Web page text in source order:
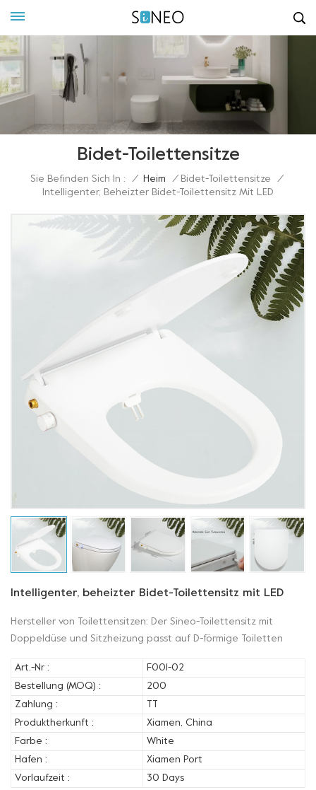
Bidet-Toilettensitze
Sie Befinden Sich In : / Heim / Bidet-Toilettensitze
/
Intelligenter, Beheizter Bidet-Toilettensitz Mit LED
Intelligenter, beheizter Bidet-Toilettensitz mit LED
Hersteller von Toilettensitzen: Der Sineo-Toilettensitz mit
Doppeldüse und Sitzheizung passt auf D-förmige Toiletten
Art.-Nr :
F001-02
Bestellung (MOQ) :
200
Zahlung :
Produktherkunft :
Xiamen, China
Farbe :
White
Hafen :
Xiamen Port
Vorlaufzeit :
30 Days